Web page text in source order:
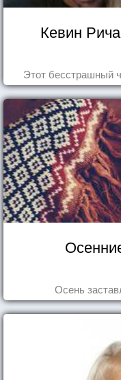
Кевин
Этот бесстрашный
Осень